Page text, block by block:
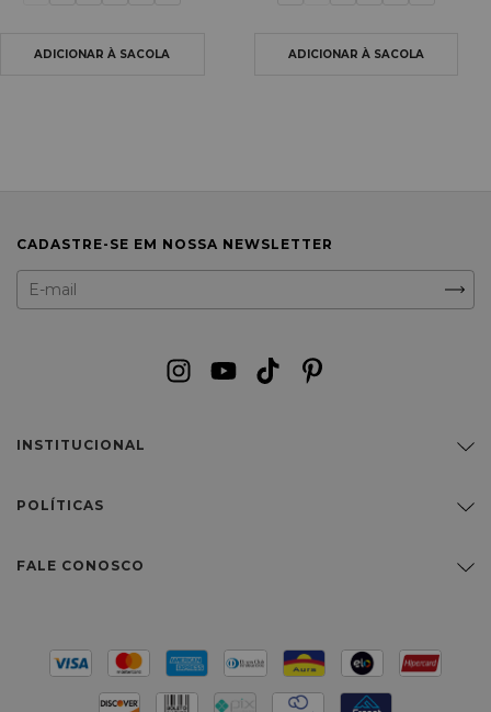
CADASTRE-SE EM NOSSA NEWSLETTER
INSTITUCIONAL
POLÍTICAS
FALE CONOSCO